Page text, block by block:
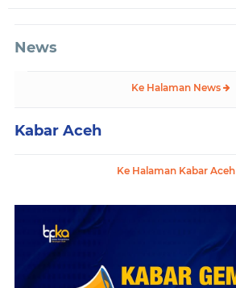
News
Ke Halaman News
Kabar Aceh
Ke Halaman Kabar Aceh